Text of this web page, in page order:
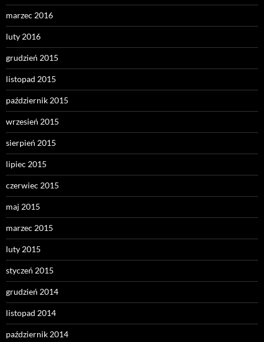
marzec 2016
luty 2016
grudzień 2015
listopad 2015
październik 2015
wrzesień 2015
sierpień 2015
lipiec 2015
czerwiec 2015
maj 2015
marzec 2015
luty 2015
styczeń 2015
grudzień 2014
listopad 2014
październik 2014